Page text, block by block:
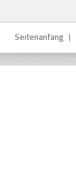
Seitenanfang